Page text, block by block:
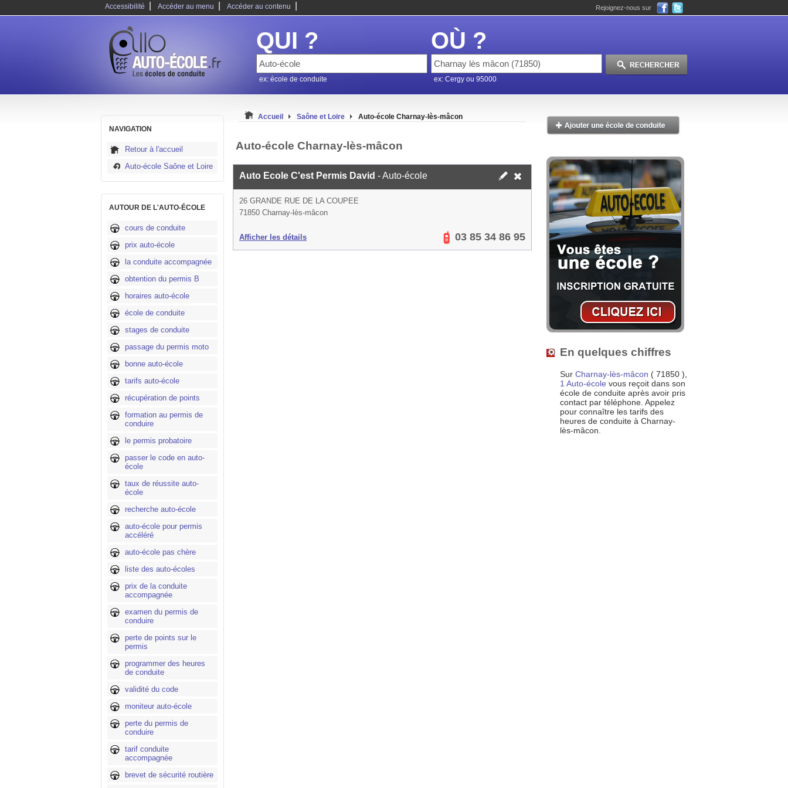
Accessibilité Accéder au menu Accéder au contenu Rejoignez-nous sur
QUI ?
ex: école de conduite
OÙ ?
ex: Cergy ou 95000
NAVIGATION
Retour à l'accueil
Auto-école Saône et Loire
AUTOUR DE L'AUTO-ÉCOLE
cours de conduite
prix auto-école
la conduite accompagnée
obtention du permis B
horaires auto-école
école de conduite
stages de conduite
passage du permis moto
bonne auto-école
tarifs auto-école
récupération de points
formation au permis de
conduire
le permis probatoire
passer le code en auto-
école
taux de réussite auto-
école
recherche auto-école
auto-école pour permis
accéléré
auto-école pas chère
liste des auto-écoles
prix de la conduite
accompagnée
examen du permis de
conduire
perte de points sur le
permis
programmer des heures
de conduite
validité du code
moniteur auto-école
perte du permis de
conduire
tarif conduite
accompagnée
brevet de sécurité routière
Accueil Saône et Loire Auto-école Charnay-lès-mâcon
Auto-école Charnay-lès-mâcon
Auto Ecole C'est Permis David - Auto-école
26 GRANDE RUE DE LA COUPEE
71850 Charnay-lès-mâcon
Afficher les détails 03 85 34 86 95
En quelques chiffres
Sur Charnay-lès-mâcon ( 71850 ),
1 Auto-école vous reçoit dans son
école de conduite après avoir pris
contact par téléphone. Appelez
pour connaître les tarifs des
heures de conduite à Charnay-
lès-mâcon.